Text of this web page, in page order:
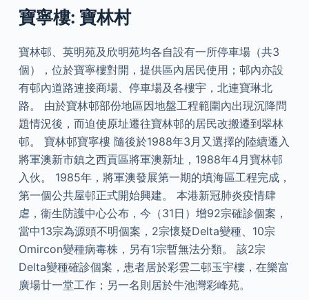
寶寧樓: 寶林村
寶林邨、英明苑及欣明苑均各自設有一所停車場（共3
個），位於寶寧樓對開，提供區內居民使用；邨內亦設
有邨內道路連接商場、停車場及各樓宇，北連寶琳北
路。 由於寶林邨部份地區因地盤工程範圍內出現沉降問
題情況後，而迫使原址遷往寶林邨的居民改搬遷到翠林
邨。 寶林邨寶寧樓 隨後於1988年3月又選擇的陸續遷入
將軍澳新市鎮之西貢區將軍澳新址，1988年4月寶林邨
入伙。 1985年，將軍澳發展第一期的填海區工程完成，
第一個公共屋邨正式開始興建。 本港新冠肺炎疫情肆
虐，衞生防護中心公布，今（31日）增92宗確診個案，
當中13宗為源頭不明個案，2宗懷疑Delta變種、10宗
Omircon變種病毒株，另有1宗暫無法分類。 該2宗
Delta變種確診個案，患者居於彩雲二邨玉宇樓，在樂富
廣場廿一堂工作；另一名則居於牛池灣彩峰苑。